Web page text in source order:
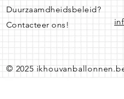
Duurzaamdheidsbeleid?
Contacteer ons!
© 2025